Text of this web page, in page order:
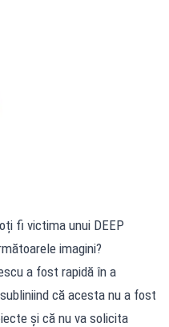
fi victima unui DEEP
imagini?
a fost rapidă în a
că acesta nu a fost
și că nu va solicita